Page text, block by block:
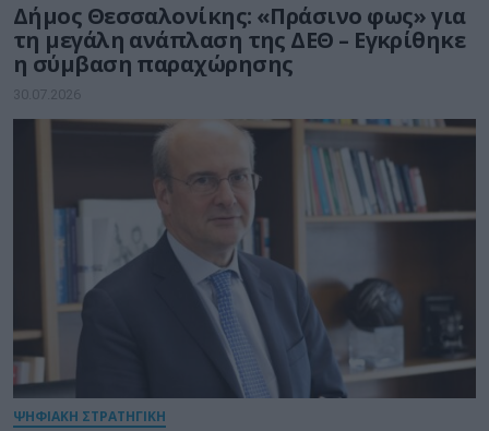
Δήμος Θεσσαλονίκης: «Πράσινο φως» για
τη μεγάλη ανάπλαση της ΔΕΘ – Εγκρίθηκε
η σύμβαση παραχώρησης
30.07.2026
ΨΗΦΙΑΚΗ ΣΤΡΑΤΗΓΙΚΗ